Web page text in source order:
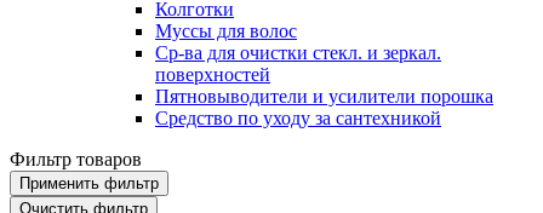
Колготки
Муссы для волос
Ср-ва для очистки стекл. и зеркал.
поверхностей
Пятновыводители и усилители порошка
Средство по уходу за сантехникой
Фильтр товаров